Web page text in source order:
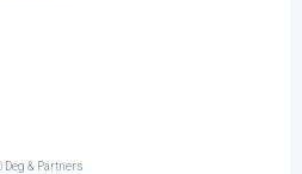
Deg & Partners